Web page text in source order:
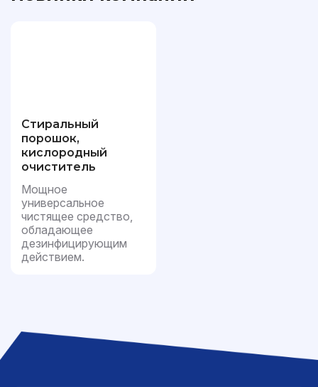
Стиральный
порошок,
кислородный
очиститель
Мощное
универсальное
чистящее средство,
обладающее
дезинфицирующим
действием.